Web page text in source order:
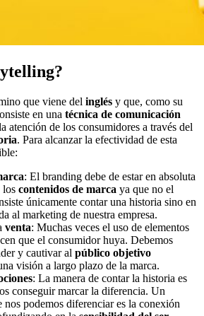
que viene del inglés y que, como su
en una técnica de comunicación
atención de los consumidores a través del
. Para alcanzar la efectividad de esta
: El branding debe de estar en absoluta
los contenidos de marca ya que no el
únicamente contar una historia sino en
al marketing de nuestra empresa.
venta: Muchas veces el uso de elementos
que el consumidor huya. Debemos
y cautivar al público objetivo
visión a largo plazo de la marca.
: La manera de contar la historia es
conseguir marcar la diferencia. Un
nos podemos diferenciar es la conexión